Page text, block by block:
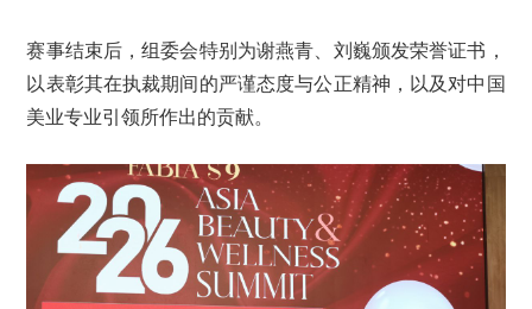
赛事结束后，组委会特别为谢燕青、刘巍颁发荣誉证书，
以表彰其在执裁期间的严谨态度与公正精神，以及对中国
美业专业引领所作出的贡献。